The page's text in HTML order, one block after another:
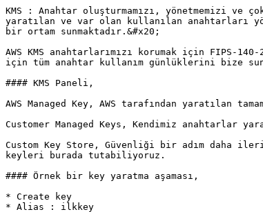
KMS : Anahtar oluşturmamızı, yönetmemizi ve
yaratılan ve var olan kullanılan anahtarları
bir ortam sunmaktadır.&#x20;
AWS KMS anahtarlarımızı korumak için FIPS-
için tüm anahtar kullanım günlüklerini bize
#### KMS Paneli,
AWS Managed Key, AWS tarafından yaratılan
Customer Managed Keys, Kendimiz anahtarlar
Custom Key Store, Güvenliği bir adım daha
keyleri burada tutabiliyoruz.
#### Örnek bir key yaratma aşaması,
* Create key
* Alias : ilkkey